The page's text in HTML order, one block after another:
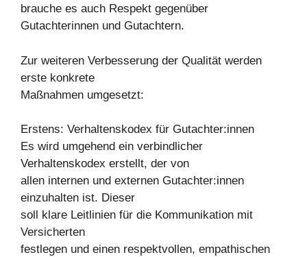
brauche es auch Respekt gegenüber
Gutachterinnen und Gutachtern.
Zur weiteren Verbesserung der Qualität werden
erste konkrete
Maßnahmen umgesetzt:
Erstens: Verhaltenskodex für Gutachter:innen
Es wird umgehend ein verbindlicher
Verhaltenskodex erstellt, der von
allen internen und externen Gutachter:innen
einzuhalten ist. Dieser
soll klare Leitlinien für die Kommunikation mit
Versicherten
festlegen und einen respektvollen, empathischen